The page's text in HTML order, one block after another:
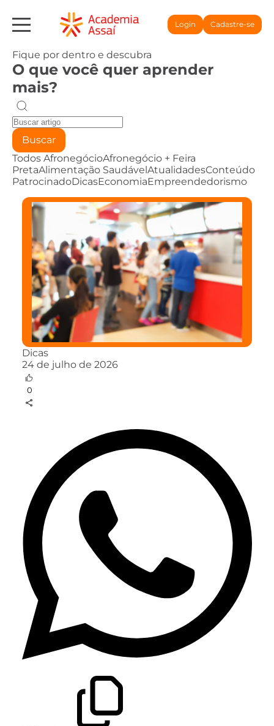
Login Cadastre-se
Fique por dentro e descubra
O que você quer aprender
mais?
Buscar
Todos AfronegócioAfronegócio + Feira
PretaAlimentação SaudávelAtualidadesConteúdo
PatrocinadoDicasEconomiaEmpreendedorismo
Dicas
24 de julho de 2026
0